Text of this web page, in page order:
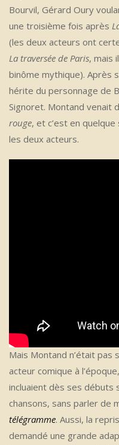
Bourvil, Gérard Oury
une troisième fois après
(les deux acteurs ont
La traversée de Paris, mais
binôme mythique). Après
hérite du personnage de
Signoret. Montand venait
rouge, et c’est en
les deux acteurs.
Mais Montand n’était
acteur comique à
incluaient dès ses débuts
chansons, sans parler de
télégramme. Aussi, la
demandé une grande